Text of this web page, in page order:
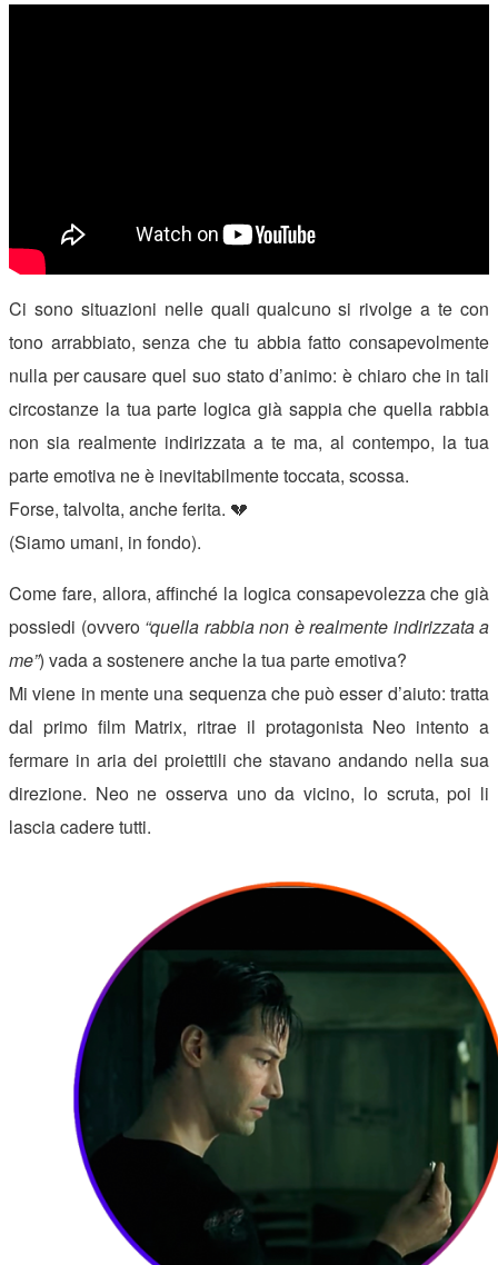
Ci sono situazioni nelle quali qualcuno si rivolge a te con
tono arrabbiato, senza che tu abbia fatto consapevolmente
nulla per causare quel suo stato d’animo: è chiaro che in tali
circostanze la tua parte logica già sappia che quella rabbia
non sia realmente indirizzata a te ma, al contempo, la tua
parte emotiva ne è inevitabilmente toccata, scossa.
Forse, talvolta, anche ferita. 💔
(Siamo umani, in fondo).
Come fare, allora, affinché la logica consapevolezza che già
possiedi (ovvero “quella rabbia non è realmente indirizzata a
me”) vada a sostenere anche la tua parte emotiva?
Mi viene in mente una sequenza che può esser d’aiuto: tratta
dal primo film Matrix, ritrae il protagonista Neo intento a
fermare in aria dei proiettili che stavano andando nella sua
direzione. Neo ne osserva uno da vicino, lo scruta, poi li
lascia cadere tutti.